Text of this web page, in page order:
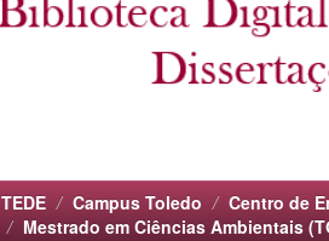
TEDE Campus Toledo Centro de
Mestrado em Ciências Ambientais